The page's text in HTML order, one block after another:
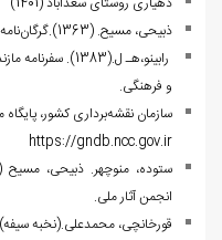
ذبیحی، مسیح. (1363).گرگان‌نامه. تهران: انتشارات بابک.
رابینو،هـ
و فرهنگی.
سازمان نقشه‌برداری کشور،
https://gndb.ncc.gov.ir
انجمن آثار ملی.